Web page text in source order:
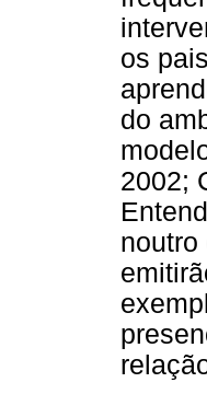
os
do
2002;
noutro